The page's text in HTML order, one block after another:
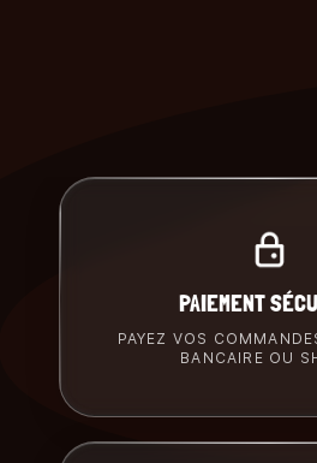
PAIEMENT
PAYEZ VOS
BANCAIRE OU